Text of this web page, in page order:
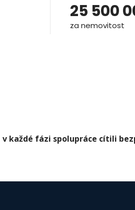
25 500
za nemovitost
každé fázi spolupráce cítili